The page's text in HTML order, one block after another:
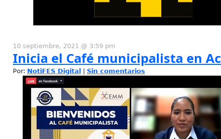
10 septiembre, 2021 @ 3:59 pm
Inicia el Café municipalista en
Por: NotiFES Digital Sin comentarios